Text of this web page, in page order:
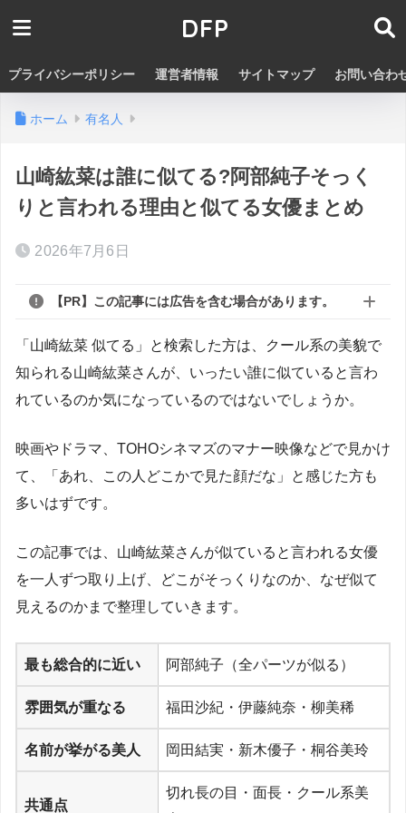
DFP
プライバシーポリシー 運営者情報 サイトマップ お問い合わ
ホーム 有名人
山崎紘菜は誰に似てる?阿部純子そっく
りと言われる理由と似てる女優まとめ
2026年7月6日
【PR】この記事には広告を含む場合があります。
「山崎紘菜 似てる」と検索した方は、クール系の美貌で
知られる山崎紘菜さんが、いったい誰に似ていると言わ
れているのか気になっているのではないでしょうか。
映画やドラマ、TOHOシネマズのマナー映像などで見かけ
て、「あれ、この人どこかで見た顔だな」と感じた方も
多いはずです。
この記事では、山崎紘菜さんが似ていると言われる女優
を一人ずつ取り上げ、どこがそっくりなのか、なぜ似て
見えるのかまで整理していきます。
最も総合的に近い 阿部純子（全パーツが似る）
雰囲気が重なる 福田沙紀・伊藤純奈・柳美稀
名前が挙がる美人 岡田結実・新木優子・桐谷美玲
共通点
切れ長の目・面長・クール系美